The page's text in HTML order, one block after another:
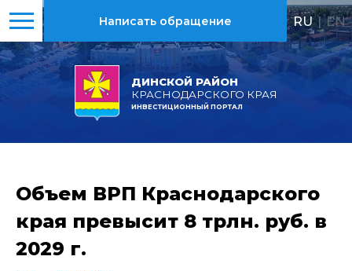
ДИНСКОЙ РАЙОН
КРАСНОДАРСКОГО КРАЯ
ИНВЕСТИЦИОННЫЙ ПОРТАЛ
Написать обращение RU | EN
Объем ВРП Краснодарского
края превысит 8 трлн. руб. в
2029 г.